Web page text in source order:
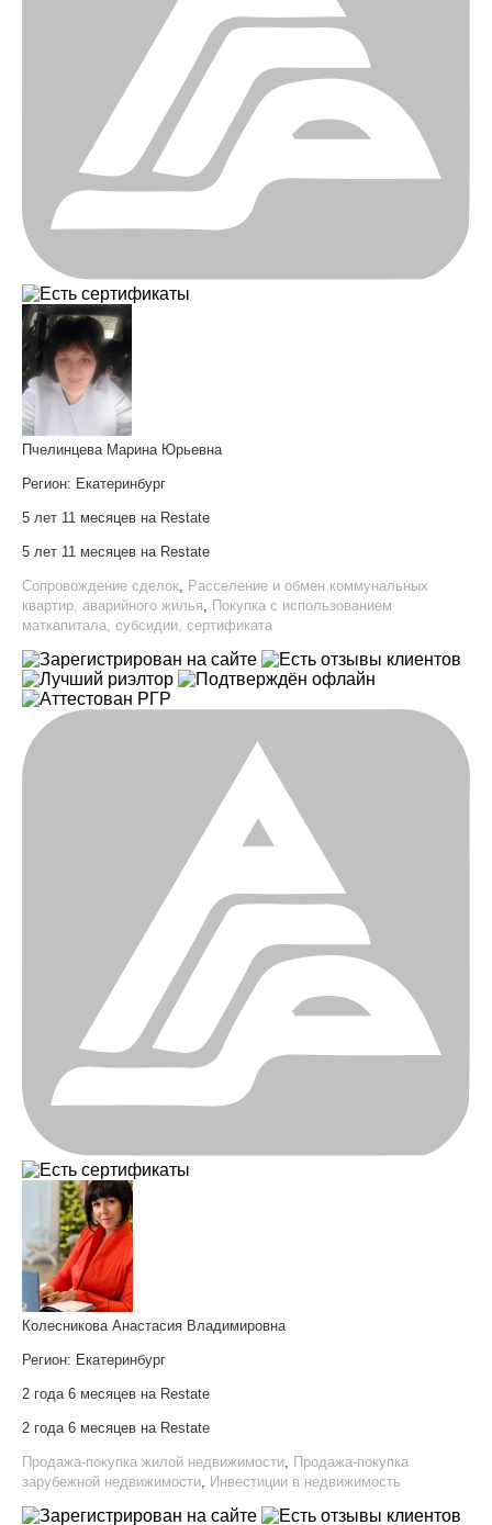
Пчелинцева Марина Юрьевна
Регион: Екатеринбург
5 лет 11 месяцев на Restate
5 лет 11 месяцев на Restate
Сопровождение сделок Расселение и обмен коммунальных
квартир, аварийного жилья
Покупка с использованием
маткапитала, субсидии, сертификата
Колесникова Анастасия Владимировна
Регион: Екатеринбург
2 года 6 месяцев на Restate
2 года 6 месяцев на Restate
Продажа-покупка жилой недвижимости, Продажа-покупка
зарубежной недвижимости, Инвестиции в недвижимость